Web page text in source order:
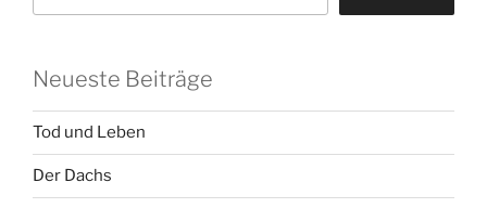
Neueste Beiträge
Tod und Leben
Der Dachs